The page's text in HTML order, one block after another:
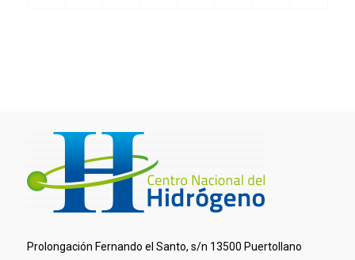
Prolongación Fernando el Santo, s/n 13500 Puertollano